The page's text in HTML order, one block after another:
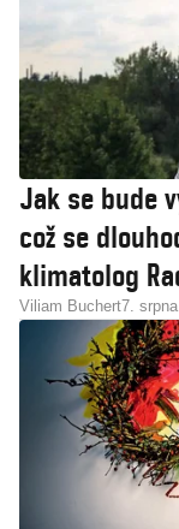
Jak se bude
což se
klimatolog
Viliam Buchert7.